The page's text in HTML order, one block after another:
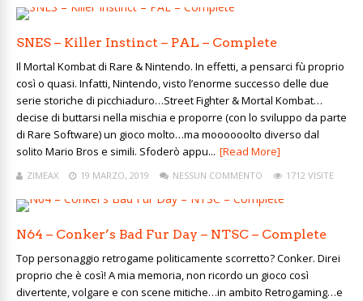
SNES – Killer Instinct – PAL – Complete
Il Mortal Kombat di Rare & Nintendo. In effetti, a pensarci fù proprio
così o quasi. Infatti, Nintendo, visto l’enorme successo delle due
serie storiche di picchiaduro…Street Fighter & Mortal Kombat…
decise di buttarsi nella mischia e proporre (con lo sviluppo da parte
di Rare Software) un gioco molto…ma moooooolto diverso dal
solito Mario Bros e simili. Sfoderò appu... [Read More]
ZIMEAX 19 MARZO, 2019 NESSUN COMMENTO 1712 VISITE
N64 – Conker’s Bad Fur Day – NTSC – Complete
Top personaggio retrogame politicamente scorretto? Conker. Direi
proprio che è così! A mia memoria, non ricordo un gioco così
divertente, volgare e con scene mitiche…in ambito Retrogaming…e